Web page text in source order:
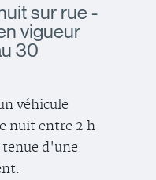
sur rue -
vigueur
30
véhicule
nuit entre 2 h
d'une